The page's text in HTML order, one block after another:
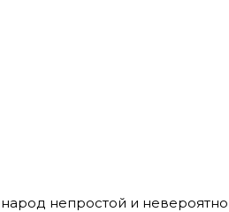
непростой и